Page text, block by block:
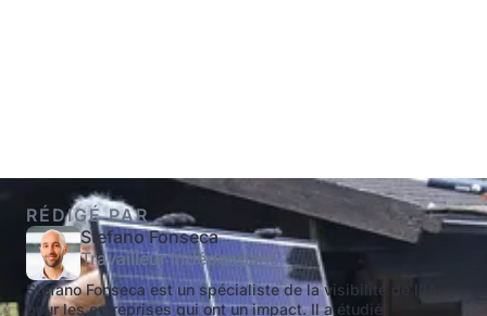
RÉDIGÉ PAR
Stefano Fonseca
Travailleur indépendant
Stefano Fonseca est un spécialiste de la visibilité de l'IA
pour les entreprises qui ont un impact. Il a étudié